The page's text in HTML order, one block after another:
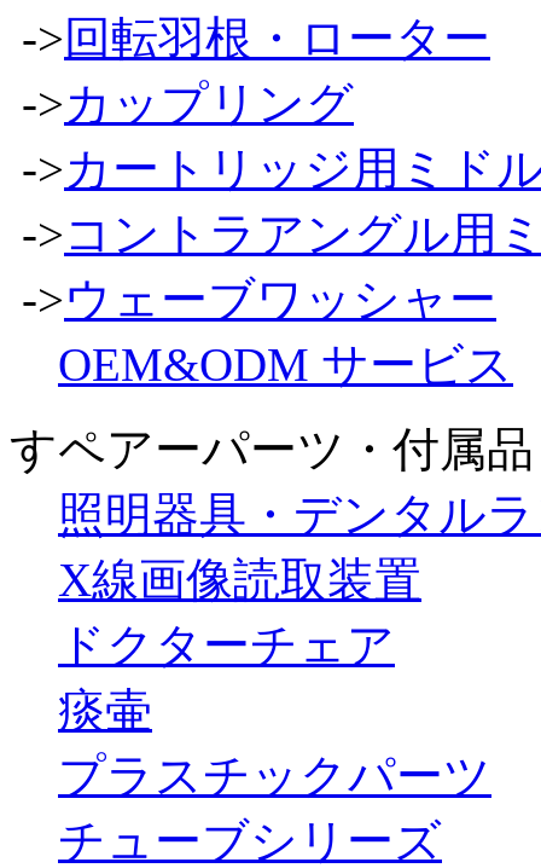
->回転羽根・ローター
->カップリング
->カートリッジ用ミド
->コントラアングル用
->ウェーブワッシャー
OEM&ODM サービス
すペアーパーツ・付属品
照明器具・デンタル
X線画像読取装置
ドクターチェア
痰壷
プラスチックパーツ
チューブシリーズ